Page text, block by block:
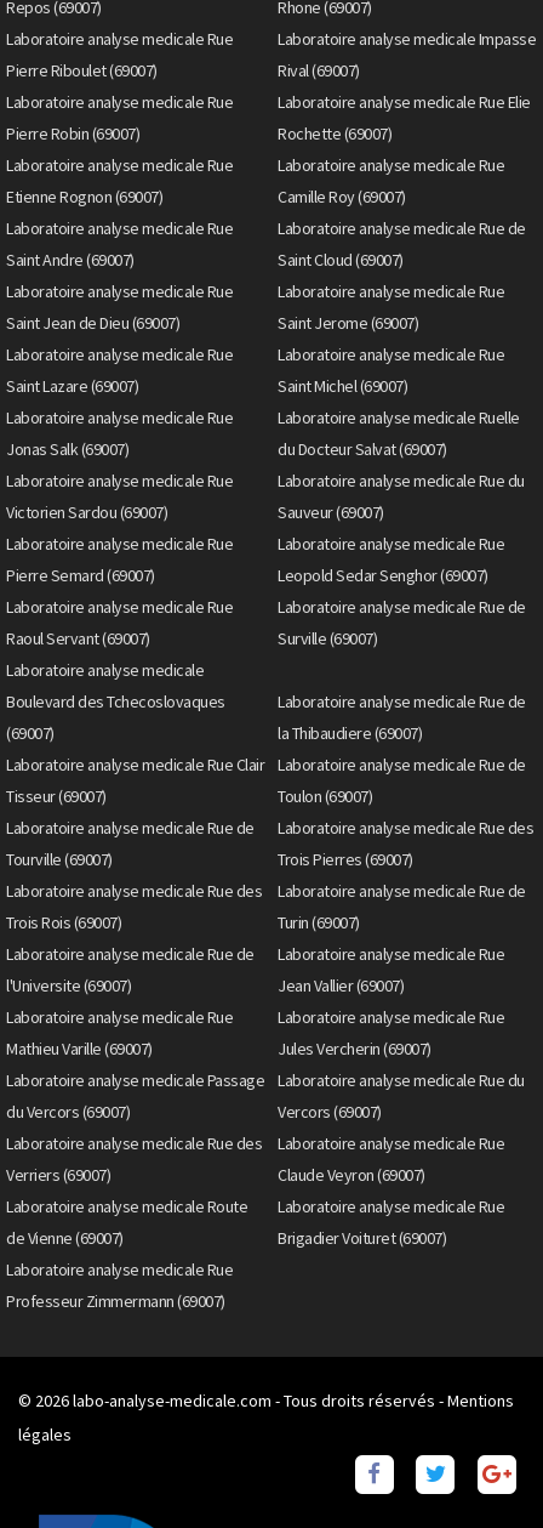
Repos (69007)
Rhone (69007)
Laboratoire analyse medicale Rue
Pierre Riboulet (69007)
Laboratoire analyse medicale Impasse
Rival (69007)
Laboratoire analyse medicale Rue
Pierre Robin (69007)
Laboratoire analyse medicale Rue Elie
Rochette (69007)
Laboratoire analyse medicale Rue
Etienne Rognon (69007)
Laboratoire analyse medicale Rue
Camille Roy (69007)
Laboratoire analyse medicale Rue
Saint Andre (69007)
Laboratoire analyse medicale Rue de
Saint Cloud (69007)
Laboratoire analyse medicale Rue
Saint Jean de Dieu (69007)
Laboratoire analyse medicale Rue
Saint Jerome (69007)
Laboratoire analyse medicale Rue
Saint Lazare (69007)
Laboratoire analyse medicale Rue
Saint Michel (69007)
Laboratoire analyse medicale Rue
Jonas Salk (69007)
Laboratoire analyse medicale Ruelle
du Docteur Salvat (69007)
Laboratoire analyse medicale Rue
Victorien Sardou (69007)
Laboratoire analyse medicale Rue du
Sauveur (69007)
Laboratoire analyse medicale Rue
Pierre Semard (69007)
Laboratoire analyse medicale Rue
Leopold Sedar Senghor (69007)
Laboratoire analyse medicale Rue
Raoul Servant (69007)
Laboratoire analyse medicale Rue de
Surville (69007)
Laboratoire analyse medicale
Boulevard des Tchecoslovaques
(69007)
Laboratoire analyse medicale Rue de
la Thibaudiere (69007)
Laboratoire analyse medicale Rue Clair
Tisseur (69007)
Laboratoire analyse medicale Rue de
Toulon (69007)
Laboratoire analyse medicale Rue de
Tourville (69007)
Laboratoire analyse medicale Rue des
Trois Pierres (69007)
Laboratoire analyse medicale Rue des
Trois Rois (69007)
Laboratoire analyse medicale Rue de
Turin (69007)
Laboratoire analyse medicale Rue de
l'Universite (69007)
Laboratoire analyse medicale Rue
Jean Vallier (69007)
Laboratoire analyse medicale Rue
Mathieu Varille (69007)
Laboratoire analyse medicale Rue
Jules Vercherin (69007)
Laboratoire analyse medicale Passage
du Vercors (69007)
Laboratoire analyse medicale Rue du
Vercors (69007)
Laboratoire analyse medicale Rue des
Verriers (69007)
Laboratoire analyse medicale Rue
Claude Veyron (69007)
Laboratoire analyse medicale Route
de Vienne (69007)
Laboratoire analyse medicale Rue
Brigadier Voituret (69007)
Laboratoire analyse medicale Rue
Professeur Zimmermann (69007)
© 2026labo-analyse-medicale.com - Tous droits réservés -Mentions
légales